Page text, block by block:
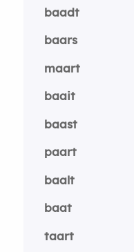
baadt
baars
maart
baait
baast
paart
baalt
baat
taart